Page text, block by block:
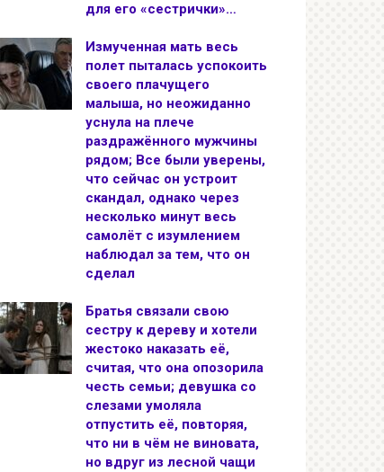
для его «сестрички»…
Измученная мать весь
полет пыталась успокоить
своего плачущего
малыша, но неожиданно
уснула на плече
раздражённого мужчины
рядом; Все были уверены,
что сейчас он устроит
скандал, однако через
несколько минут весь
самолёт с изумлением
наблюдал за тем, что он
сделал
Братья связали свою
сестру к дереву и хотели
жестоко наказать её,
считая, что она опозорила
честь семьи; девушка со
слезами умоляла
отпустить её, повторяя,
что ни в чём не виновата,
но вдруг из лесной чащи